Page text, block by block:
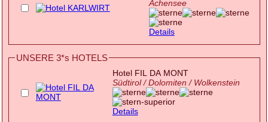
Achensee
Details
UNSERE 3*s HOTELS
Hotel FIL DA MONT
Südtirol / Dolomiten / Wolkenstein
Details